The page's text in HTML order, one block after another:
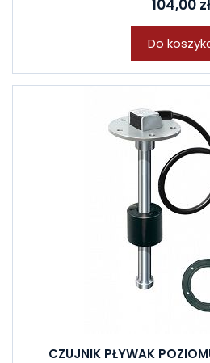
104,00 zł
Do
CZUJNIK PŁYWAK